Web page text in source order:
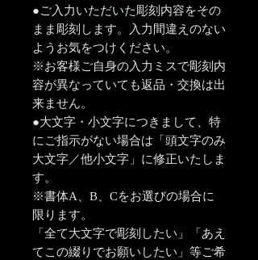
●ご入力いただいた彫刻内容をその
まま彫刻します。入力間違えのない
ようお気をつけください。
※お客様ご自身の入力ミスで彫刻内
容が異なっていても返品・交換は出
来ません。
●大文字・小文字につきまして、特
にご指示がない場合は「頭文字のみ
大文字／他小文字」に修正いたしま
す。
※書体A、B、Cをお選びの場合に
限ります。
「全て大文字で彫刻したい」「あえ
てこの綴りでお願いしたい」等ご希